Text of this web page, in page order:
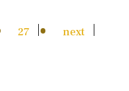
27 next